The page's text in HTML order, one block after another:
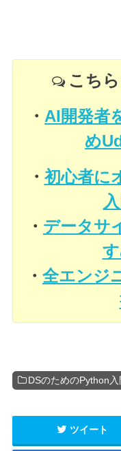
こち
・ AI開発者
め
・ 初心者に
・ データサ
・ 全エンジ
DSのためのPython入
ツイート